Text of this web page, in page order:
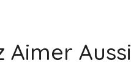
Aimer Aussi